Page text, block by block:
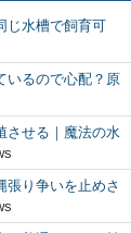
じ水槽で飼育可
いるので心配？原
させる｜魔法の水
張り争いを止めさ